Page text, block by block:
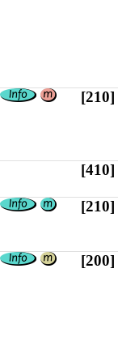
[210]
[410]
[210]
[200]